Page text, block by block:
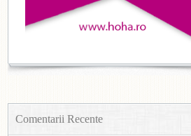
Comentarii Recente